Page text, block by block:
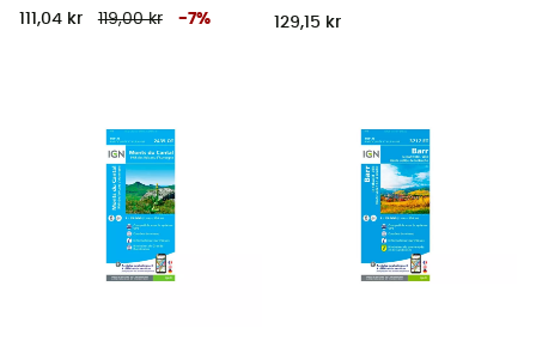
111,04 kr 119,00 kr -7% 129,15 kr